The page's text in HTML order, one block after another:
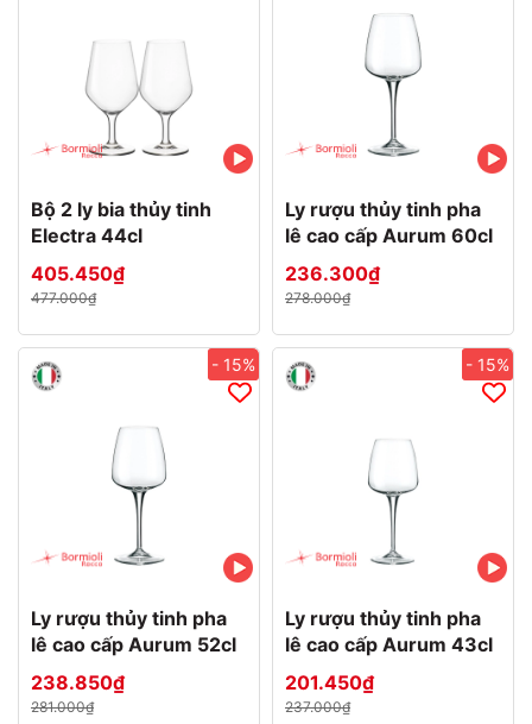
Bộ 2 ly bia thủy tinh
Electra 44cl
405.450₫
477.000₫
Ly rượu thủy tinh pha
lê cao cấp Aurum 60cl
236.300₫
278.000₫
- 15%
Ly rượu thủy tinh pha
lê cao cấp Aurum 52cl
238.850₫
281.000₫
- 15%
Ly rượu thủy tinh pha
lê cao cấp Aurum 43cl
201.450₫
237.000₫